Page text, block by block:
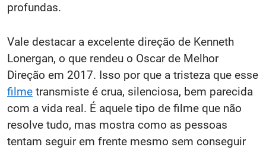
profundas.
Vale destacar a excelente direção de Kenneth
Lonergan, o que rendeu o Oscar de Melhor
Direção em 2017. Isso por que a tristeza que esse
filme transmiste é crua, silenciosa, bem parecida
com a vida real. É aquele tipo de filme que não
resolve tudo, mas mostra como as pessoas
tentam seguir em frente mesmo sem conseguir